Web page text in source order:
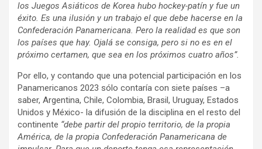
los Juegos Asiáticos de Korea hubo hockey-patín y fue un
éxito. Es una ilusión y un trabajo el que debe hacerse en la
Confederación Panamericana. Pero la realidad es que son
los países que hay. Ojalá se consiga, pero si no es en el
próximo certamen, que sea en los próximos cuatro años”.
Por ello, y contando que una potencial participación en los
Panamericanos 2023 sólo contaría con siete países –a
saber, Argentina, Chile, Colombia, Brasil, Uruguay, Estados
Unidos y México- la difusión de la disciplina en el resto del
continente “debe partir del propio territorio, de la propia
América, de la propia Confederación Panamericana de